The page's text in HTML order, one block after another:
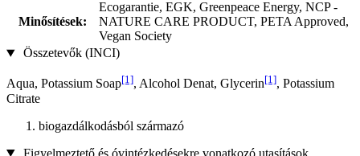
Minősítések:
Ecogarantie, EGK, Greenpeace Energy, NCP -
NATURE CARE PRODUCT, PETA Approved,
Vegan Society
Összetevők (INCI)
Aqua, Potassium Soap[1], Alcohol Denat, Glycerin[1], Potassium
Citrate
biogazdálkodásból származó
Figyelmeztető és óvintézkedésekre vonatkozó utasítások